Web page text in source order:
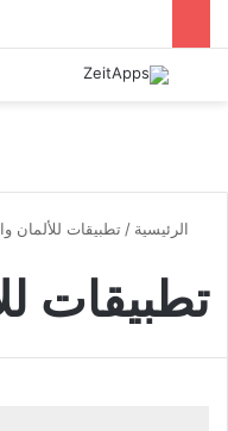
بحث عن
الرئيسية / تطبيقات للألمان
تطبيقات